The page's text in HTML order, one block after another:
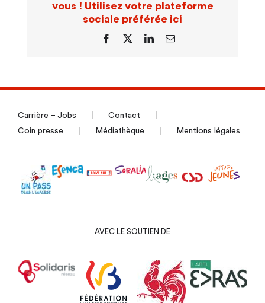
vous ! Utilisez votre plateforme
sociale préférée ici
Facebook LinkedInEmail
Carrière – Jobs
Contact
Coin presse
Médiathèque Mentions légales
AVEC LE SOUTIEN DE